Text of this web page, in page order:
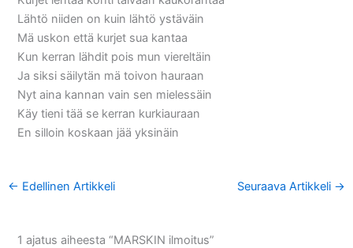
Lähtö niiden on kuin lähtö ystäväin
Mä uskon että kurjet sua kantaa
Kun kerran lähdit pois mun viereltäin
Ja siksi säilytän mä toivon hauraan
Nyt aina kannan vain sen mielessäin
Käy tieni tää se kerran kurkiauraan
En silloin koskaan jää yksinäin
← Edellinen Artikkeli Seuraava Artikkeli →
1 ajatus aiheesta “MARSKIN ilmoitus”